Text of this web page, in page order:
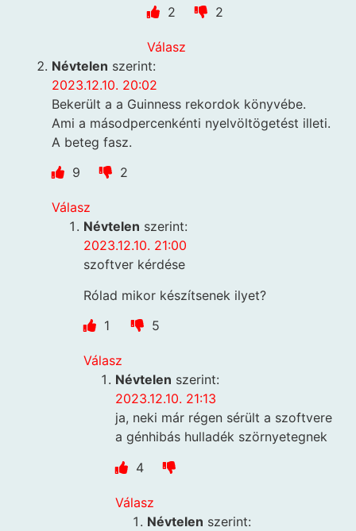
2 2
Válasz
Névtelen szerint:
2023.12.10. 20:02
Bekerült a a Guinness rekordok könyvébe.
Ami a másodpercenkénti nyelvöltögetést illeti.
A beteg fasz.
9
2
Válasz
Névtelen szerint:
2023.12.10. 21:00
szoftver kérdése
Rólad mikor készítsenek ilyet?
1
5
Válasz
Névtelen szerint:
2023.12.10. 21:13
ja, neki már régen sérült a szoftvere
a génhibás hulladék szörnyetegnek
4
Válasz
Névtelen szerint: